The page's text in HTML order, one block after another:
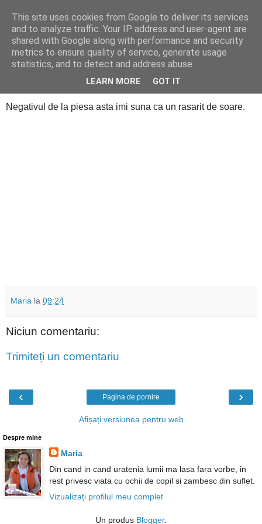
Cealalta realitate
luni, ianuarie 13, 2014
Obsesia zilei de azi (39)
Negativul de la piesa asta imi suna ca un rasarit de soare.
Maria la 09:24
Niciun comentariu:
Trimiteți un comentariu
‹ ›
Pagina de pornire
Afișați versiunea pentru web
Despre mine
Maria
Din cand in cand uratenia lumii ma lasa fara vorbe, in
rest privesc viata cu ochii de copil si zambesc din suflet.
Vizualizați profilul meu complet
Un produs Blogger.
This site uses cookies from Google to deliver its services
and to analyze traffic. Your IP address and user-agent are
shared with Google along with performance and security
metrics to ensure quality of service, generate usage
statistics, and to detect and address abuse.
LEARN MORE GOT IT